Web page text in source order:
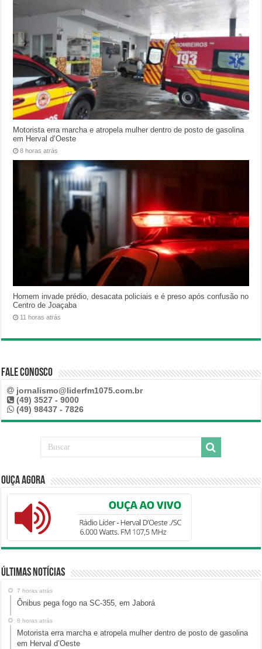
Motorista erra marcha e atropela mulher dentro de posto de gasolina
em Herval d’Oeste
8 horas atrás
Homem invade prédio, desacata policiais e é preso após confusão no
Centro de Joaçaba
11 horas atrás
Fale Conosco
jornalismo@liderfm1075.com.br
(49) 3527 - 9000
(49) 98437 - 7826
Ouça Agora
Últimas Notícias
7 horas atrás
Ônibus pega fogo na SC-355, em Jaborá
8 horas atrás
Motorista erra marcha e atropela mulher dentro de posto de gasolina
em Herval d’Oeste